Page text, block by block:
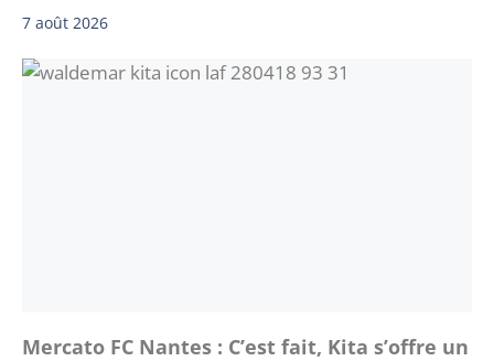
7 août 2026
Mercato FC Nantes : C’est fait, Kita s’offre un